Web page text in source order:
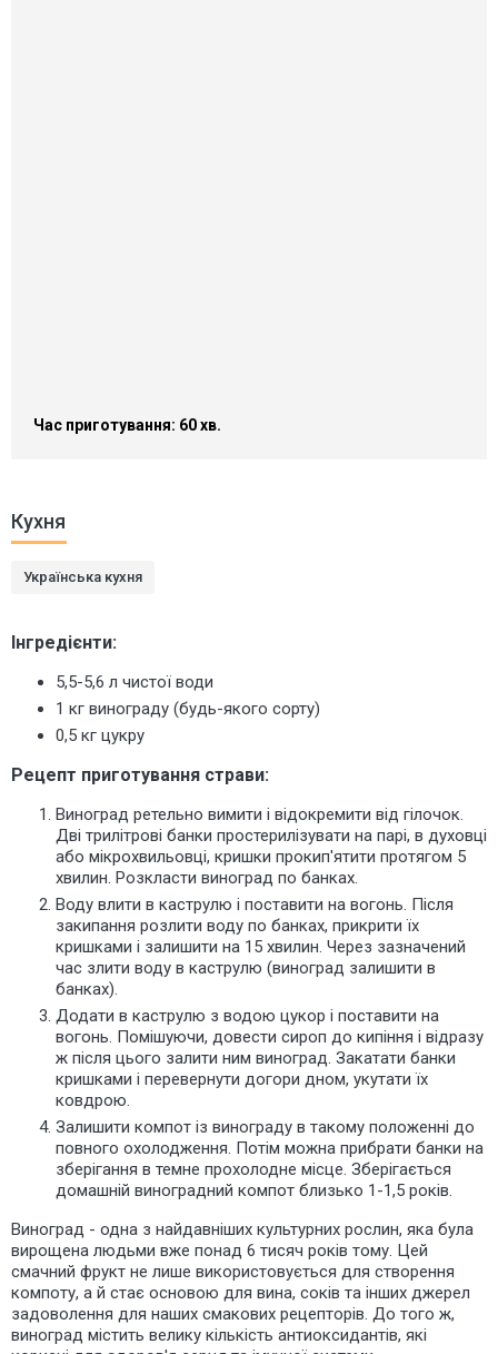
Час приготування: 60 хв.
Кухня
Українська кухня
Інгредієнти:
5,5-5,6 л чистої води
1 кг винограду (будь-якого сорту)
0,5 кг цукру
Рецепт приготування страви:
Виноград ретельно вимити і відокремити від гілочок.
Дві трилітрові банки простерилізувати на парі, в духовці
або мікрохвильовці, кришки прокип'ятити протягом 5
хвилин. Розкласти виноград по банках.
Воду влити в каструлю і поставити на вогонь. Після
закипання розлити воду по банках, прикрити їх
кришками і залишити на 15 хвилин. Через зазначений
час злити воду в каструлю (виноград залишити в
банках).
Додати в каструлю з водою цукор і поставити на
вогонь. Помішуючи, довести сироп до кипіння і відразу
ж після цього залити ним виноград. Закатати банки
кришками і перевернути догори дном, укутати їх
ковдрою.
Залишити компот із винограду в такому положенні до
повного охолодження. Потім можна прибрати банки на
зберігання в темне прохолодне місце. Зберігається
домашній виноградний компот близько 1-1,5 років.
Виноград - одна з найдавніших культурних рослин, яка була
вирощена людьми вже понад 6 тисяч років тому. Цей
смачний фрукт не лише використовується для створення
компоту, а й стає основою для вина, соків та інших джерел
задоволення для наших смакових рецепторів. До того ж,
виноград містить велику кількість антиоксидантів, які